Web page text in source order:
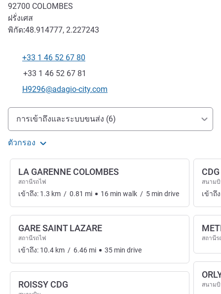
92700 COLOMBES
ฝรั่งเศส
พิกัด:48.914777, 2.227243
โทรศัพท์
+33 1 46 52 67 80
แฟกซ์
+33 1 46 52 67 81
อีเมลติดต่อ
H9296@adagio-city.com
การเข้าถึงและการเดินทาง
การเข้าถึงและระบบขนส่ง (6)
ตัวกรอง
LA GARENNE COLOMBES
สถานีรถไฟ
เข้าถึง: 1.3 km / 0.81 mi 16 min walk / 5 min drive
GARE SAINT LAZARE
สถานีรถไฟ
เข้าถึง: 10.4 km / 6.46 mi 35 min drive
ROISSY CDG
CDG
สนาม
เข้าถึ
สถานีร
สนาม